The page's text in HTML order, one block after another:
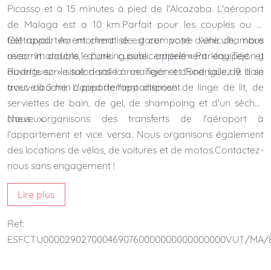
Picasso et à 15 minutes à pied de l'Alcazaba. L'aéroport
de Malaga est a 10 km.Parfait pour les couples ou le
télétravail. Au moment de garer votre véhicule, nous
recommandons le parking public appelé « Parking Tejón y
Rodríguez » situé dans la rue Tejón et Rodríguez 9. Il se
trouve à 5 min à pied de l'appartement.
Cet appartement climatisé est composé d'une chambre
avec lit double, d'une cuisine entièrement équipée et
ouverte sur le salon-salle à manger et d'une salle de bain
avec douche. L'appartement dispose de linge de lit, de
serviettes de bain, de gel, de shampoing et d'un sèche-
cheveux.
Nous organisons des transferts de l'aéroport à
l'appartement et vice versa. Nous organisons également
des locations de vélos, de voitures et de motos.Contactez-
nous sans engagement !
Lire plus
Ref:
ESFCTU0000290270004690760000000000000000VUT/MA/